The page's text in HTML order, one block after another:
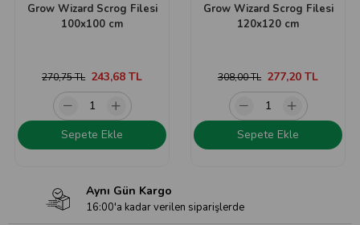
Grow Wizard Scrog Filesi
100x100 cm
243,68 TL
270,75 TL
Sepete Ekle
Grow Wizard Scrog Filesi
120x120 cm
277,20 TL
308,00 TL
Sepete Ekle
Aynı Gün Kargo
16:00'a kadar verilen siparişlerde